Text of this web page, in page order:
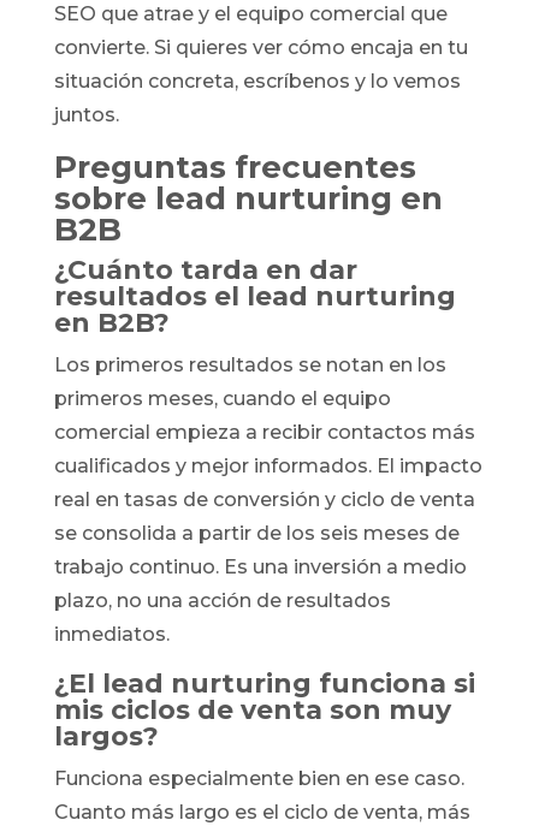
SEO que atrae y el equipo comercial que
convierte. Si quieres ver cómo encaja en tu
situación concreta, escríbenos y lo vemos
juntos.
Preguntas frecuentes
sobre lead nurturing en
B2B
¿Cuánto tarda en dar
resultados el lead nurturing
en B2B?
Los primeros resultados se notan en los
primeros meses, cuando el equipo
comercial empieza a recibir contactos más
cualificados y mejor informados. El impacto
real en tasas de conversión y ciclo de venta
se consolida a partir de los seis meses de
trabajo continuo. Es una inversión a medio
plazo, no una acción de resultados
inmediatos.
¿El lead nurturing funciona si
mis ciclos de venta son muy
largos?
Funciona especialmente bien en ese caso.
Cuanto más largo es el ciclo de venta, más